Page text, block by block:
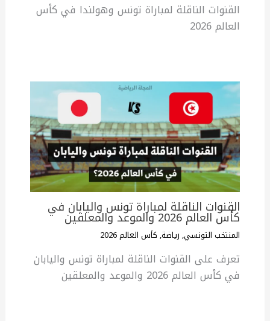
القنوات الناقلة لمباراة تونس وهولندا في كأس
العالم 2026
القنوات الناقلة لمباراة تونس واليابان في
كأس العالم 2026 والموعد والمعلقين
المنتخب التونسي, رياضة, كأس العالم 2026
تعرف على القنوات الناقلة لمباراة تونس واليابان
في كأس العالم 2026 والموعد والمعلقين